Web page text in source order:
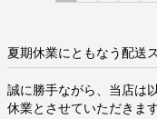
夏期休業にともなう配送
誠に勝手ながら、当店は
休業とさせていただきます